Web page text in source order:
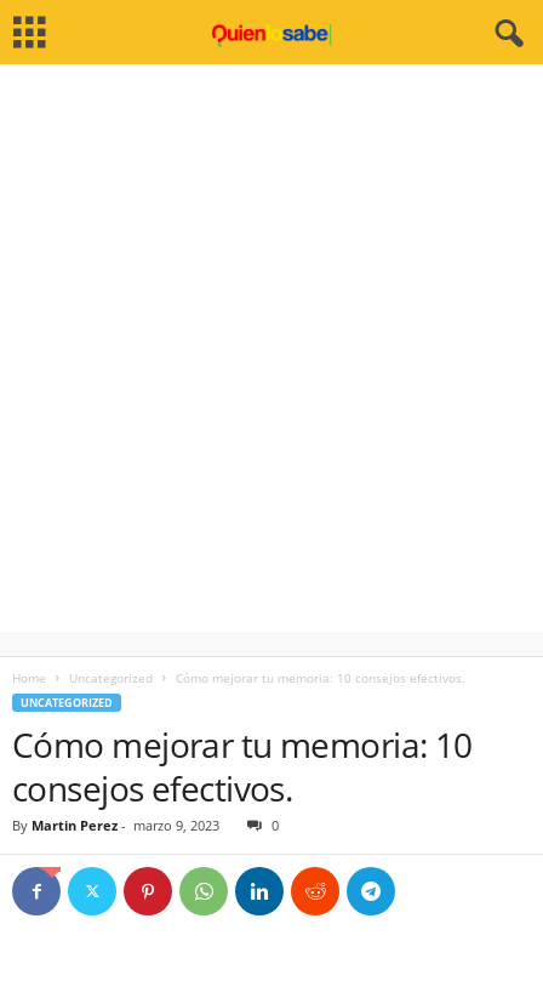
Home Uncategorized Cómo mejorar tu memoria: 10 consejos efectivos.
UNCATEGORIZED
Cómo mejorar tu memoria: 10
consejos efectivos.
By Martin Perez - marzo 9, 2023 0